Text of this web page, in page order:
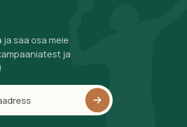
ja saa osa meie
ja